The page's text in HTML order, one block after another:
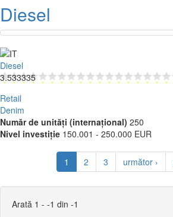
Diesel
Diesel
3.533335
Retail
Denim
Număr de unități (internațional) 250
Nivel investiție 150.001 - 250.000 EUR
1 2 3 următor ›
Arată 1 - -1 din -1